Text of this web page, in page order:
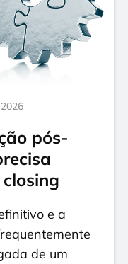
pós-
e a
de um